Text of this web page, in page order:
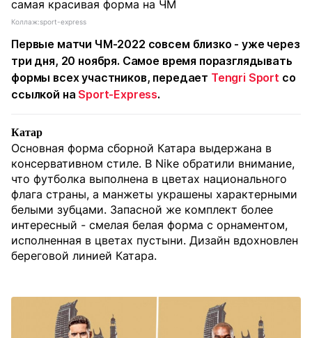
Коллаж:sport-express
Первые матчи ЧМ-2022 совсем близко - уже через
три дня, 20 ноября. Самое время поразглядывать
формы всех участников, передает Tengri Sport со
ссылкой на Sport-Express.
Катар
Основная форма сборной Катара выдержана в
консервативном стиле. В Nike обратили внимание,
что футболка выполнена в цветах национального
флага страны, а манжеты украшены характерными
белыми зубцами. Запасной же комплект более
интересный - смелая белая форма с орнаментом,
исполненная в цветах пустыни. Дизайн вдохновлен
береговой линией Катара.